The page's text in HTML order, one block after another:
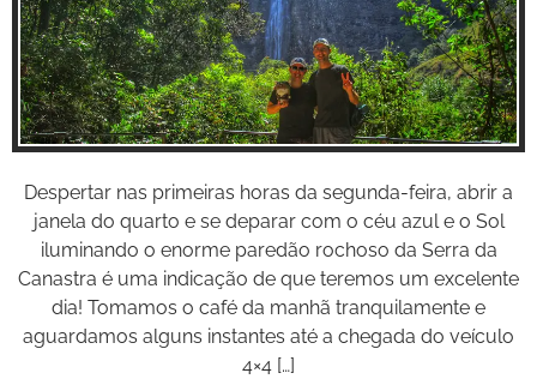
Inspire-se!
Despertar nas primeiras horas da segunda-feira, abrir a
janela do quarto e se deparar com o céu azul e o Sol
iluminando o enorme paredão rochoso da Serra da
Canastra é uma indicação de que teremos um excelente
dia! Tomamos o café da manhã tranquilamente e
aguardamos alguns instantes até a chegada do veículo
4×4 […]